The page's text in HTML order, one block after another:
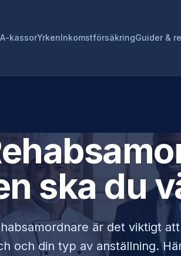
A-kassorYrkenInkomstförsäkringGuider &
ska du
är det viktigt
och din typ av anställning.